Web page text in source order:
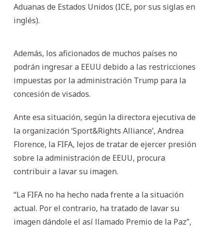
Aduanas de Estados Unidos (ICE, por sus siglas en
inglés).
Además, los aficionados de muchos países no
podrán ingresar a EEUU debido a las restricciones
impuestas por la administración Trump para la
concesión de visados.
Ante esa situación, según la directora ejecutiva de
la organización ‘Sport&Rights Alliance’, Andrea
Florence, la FIFA, lejos de tratar de ejercer presión
sobre la administración de EEUU, procura
contribuir a lavar su imagen.
“La FIFA no ha hecho nada frente a la situación
actual. Por el contrario, ha tratado de lavar su
imagen dándole el así llamado Premio de la Paz”,